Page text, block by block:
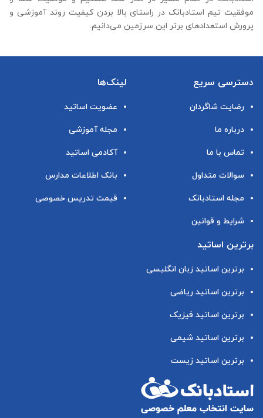
موفقیت تیم استادبانک در راستای بالا بردن کیفیت روند آموزشی و
پرورش استعدادهای برتر این سرزمین می‌دانیم.
دسترسی سریع
رضایت شاگردان
درباره ما
تماس با ما
سوالات متداول
مجله استادبانک
شرایط و قوانین
لینک‌ها
عضویت اساتید
مجله آموزشی
آکادمی اساتید
بانک اطلاعات مدارس
قیمت تدریس خصوصی
برترین اساتید
برترین اساتید زبان انگلیسی
برترین اساتید ریاضی
برترین اساتید فیزیک
برترین اساتید شیمی
برترین اساتید زیست